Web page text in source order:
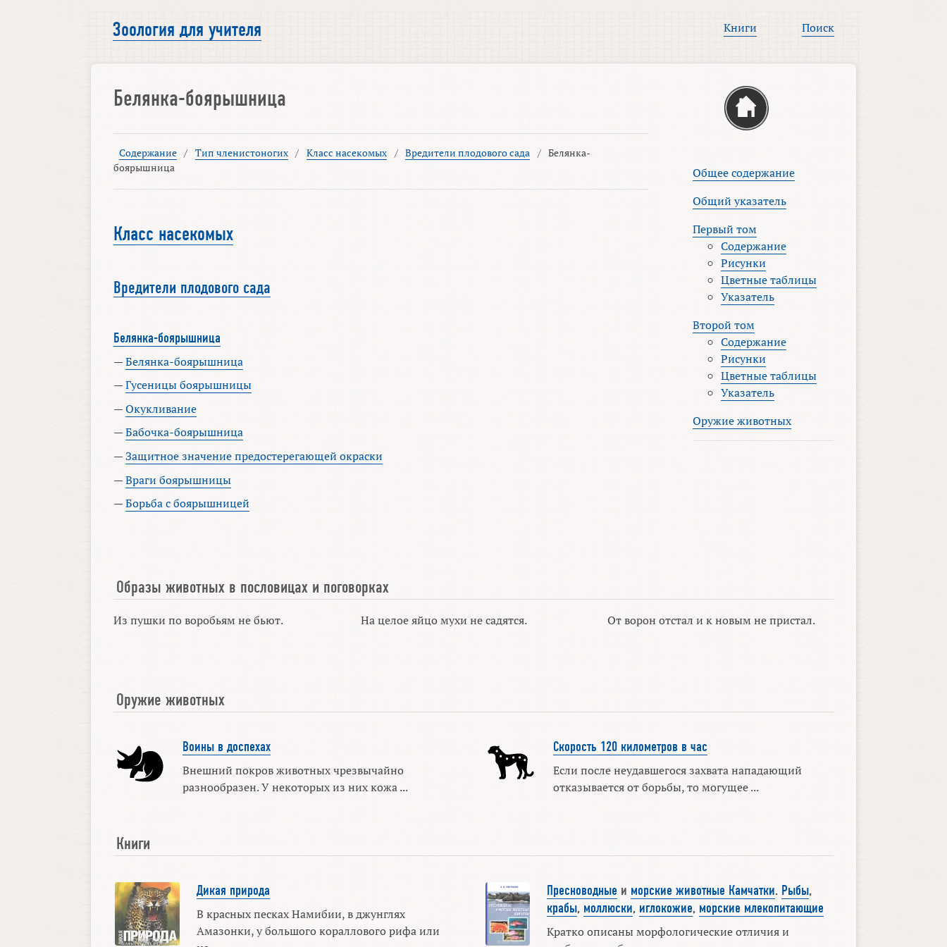
Зоология для учителя Книги Поиск
Белянка-боярышница
Содержание / Тип членистоногих / Класс насекомых / Вредители плодового сада / Белянка-
боярышница
Класс насекомых
Вредители плодового сада
Белянка-боярышница
—Белянка-боярышница
—Гусеницы боярышницы
—Окукливание
—Бабочка-боярышница
—Защитное значение предостерегающей окраски
—Враги боярышницы
—Борьба с боярышницей
Общее содержание
Общий указатель
Первый том
Содержание
Рисунки
Цветные таблицы
Указатель
Второй том
Содержание
Рисунки
Цветные таблицы
Указатель
Оружие животных
Образы животных в пословицах и поговорках
Из пушки по воробьям не бьют. На целое яйцо мухи не садятся. От ворон отстал и к новым не пристал.
Оружие животных
Воины в доспехах
Внешний покров животных чрезвычайно
разнообразен. У некоторых из них кожа ...
Скорость 120 километров в час
Если после неудавшегося захвата нападающий
отказывается от борьбы, то могущее ...
Книги
Дикая природа
В красных песках Намибии, в джунглях
Амазонки, у большого кораллового рифа или
Пресноводные и морские животные Камчатки. Рыбы,
крабы, моллюски, иглокожие, морские млекопитающие
Кратко описаны морфологические отличия и